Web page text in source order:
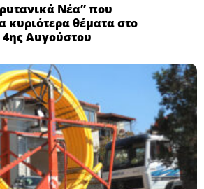
Νέα” που
κυριότερα θέματα στο
Αυγούστου